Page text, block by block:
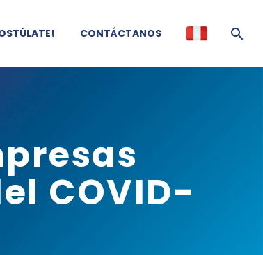
CONTÁCTANOS
COVID-